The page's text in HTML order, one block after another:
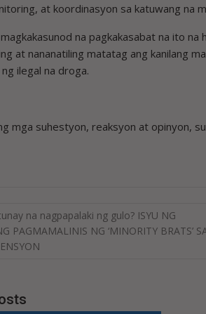
at koordinasyon sa katuwang na
na pagkakasabat na ito
at nananatiling matatag ang kanilang
ilegal na droga.
mga suhestyon, reaksyon at opinyon,
na nagpapalaki ng gulo? ISYU NG
PAGMAMALINIS NG ‘MINORITY BRATS’